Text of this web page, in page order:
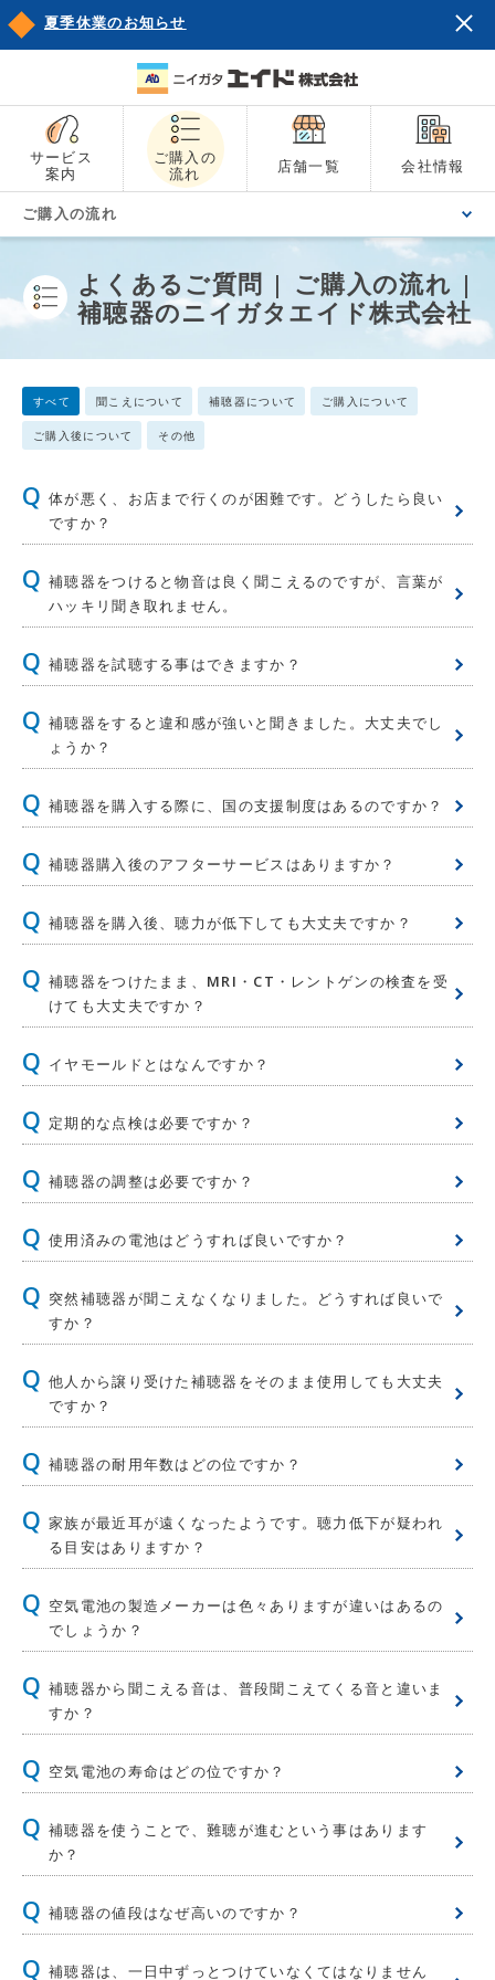
夏季休業のお知らせ
サービス
案内
ご購入の
流れ
店舗一覧 会社情報
ご購入の流れ
よくあるご質問 | ご購入の流れ |
補聴器のニイガタエイド株式会社
すべて 聞こえについて 補聴器について ご購入について
ご購入後について その他
体が悪く、お店まで行くのが困難です。どうしたら良い
ですか？
補聴器をつけると物音は良く聞こえるのですが、言葉が
ハッキリ聞き取れません。
補聴器を試聴する事はできますか？
補聴器をすると違和感が強いと聞きました。大丈夫でし
ょうか？
補聴器を購入する際に、国の支援制度はあるのですか？
補聴器購入後のアフターサービスはありますか？
補聴器を購入後、聴力が低下しても大丈夫ですか？
補聴器をつけたまま、MRI・CT・レントゲンの検査を受
けても大丈夫ですか？
イヤモールドとはなんですか？
定期的な点検は必要ですか？
補聴器の調整は必要ですか？
使用済みの電池はどうすれば良いですか？
突然補聴器が聞こえなくなりました。どうすれば良いで
すか？
他人から譲り受けた補聴器をそのまま使用しても大丈夫
ですか？
補聴器の耐用年数はどの位ですか？
家族が最近耳が遠くなったようです。聴力低下が疑われ
る目安はありますか？
空気電池の製造メーカーは色々ありますが違いはあるの
でしょうか？
補聴器から聞こえる音は、普段聞こえてくる音と違いま
すか？
空気電池の寿命はどの位ですか？
補聴器を使うことで、難聴が進むという事はあります
か？
補聴器の値段はなぜ高いのですか？
補聴器は、一日中ずっとつけていなくてはなりません